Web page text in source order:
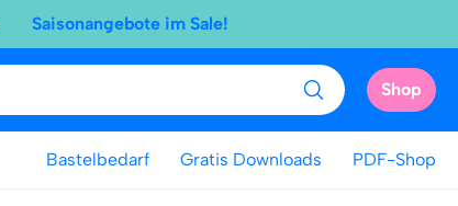
Saisonangebote im Sale!
Shop
Bastelbedarf Gratis Downloads PDF-Shop